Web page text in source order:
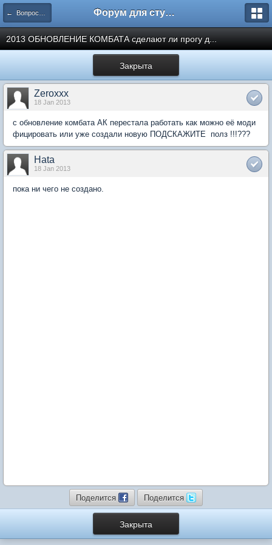
← Вопросы и ответы Форум для студента СГА
2013 ОБНОВЛЕНИЕ КОМБАТА сделают ли прогу д...
Закрыта
Zeroxxx
18 Jan 2013
с обновление комбата АК перестала работать как можно её моди
фицировать или уже создали новую ПОДСКАЖИТЕ полз !!!???
Hata
18 Jan 2013
пока ни чего не создано.
Поделится Поделится
Закрыта